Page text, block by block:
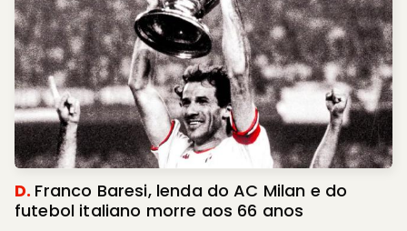
D. Franco Baresi, lenda do AC Milan e do
futebol italiano morre aos 66 anos